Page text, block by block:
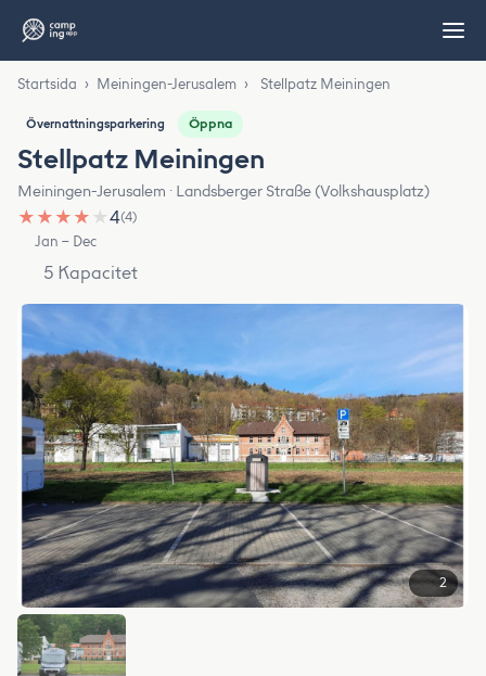
Startsida › Meiningen-Jerusalem › Stellpatz Meiningen
Övernattningsparkering Öppna
Stellpatz Meiningen
Meiningen-Jerusalem · Landsberger Straße (Volkshausplatz)
★ ★ ★ ★ ★4(4)
Jan – Dec
5 Kapacitet
2